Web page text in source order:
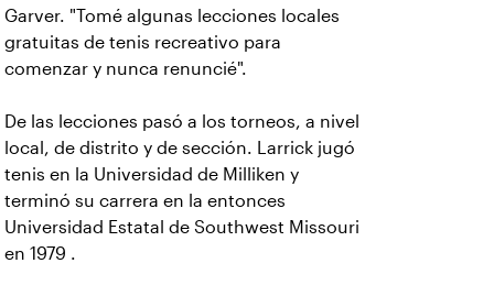
Garver. "Tomé algunas lecciones locales
gratuitas de tenis recreativo para
comenzar y nunca renuncié".
De las lecciones pasó a los torneos, a nivel
local, de distrito y de sección. Larrick jugó
tenis en la Universidad de Milliken y
terminó su carrera en la entonces
Universidad Estatal de Southwest Missouri
en 1979 .